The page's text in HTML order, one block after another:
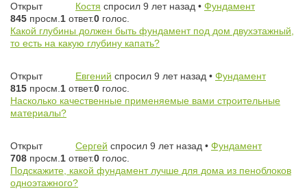
Открыт Костя спросил 9 лет назад • Фундамент
845 просм.1 ответ.0 голос.
Какой глубины должен быть фундамент под дом двухэтажный,
то есть на какую глубину капать?
Открыт Евгений спросил 9 лет назад • Фундамент
815 просм.1 ответ.0 голос.
Насколько качественные применяемые вами строительные
материалы?
Открыт Сергей спросил 9 лет назад • Фундамент
708 просм.1 ответ.0 голос.
Подскажите, какой фундамент лучше для дома из пеноблоков
одноэтажного?